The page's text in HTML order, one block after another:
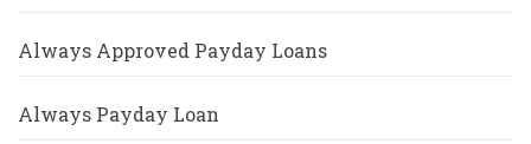
Always Approved Payday Loans
Always Payday Loan